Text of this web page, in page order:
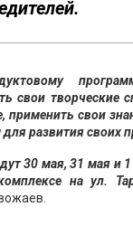
свои творческие
применить свои
развития своих
30 мая, 31 мая и
на ул.